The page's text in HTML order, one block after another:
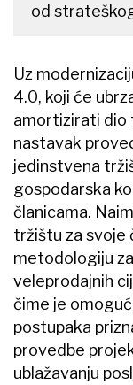
od
Uz
4.0, koji će
amortizirati dio
nastavak
jedinstvena
gospodarska
članicama.
tržištu za svoje
metodologiju
veleprodajnih
čime je
postupaka
provedbe
ublažavanju